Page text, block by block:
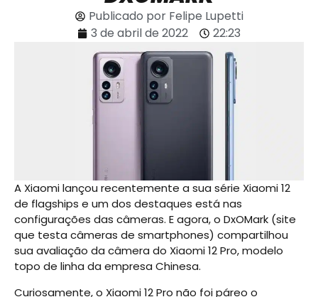
Publicado porFelipe Lupetti
3 de abril de 2022
22:23
A Xiaomi lançou recentemente a sua série Xiaomi 12
de flagships e um dos destaques está nas
configurações das câmeras. E agora, o DxOMark (site
que testa câmeras de smartphones) compartilhou
sua avaliação da câmera do Xiaomi 12 Pro, modelo
topo de linha da empresa Chinesa.
Curiosamente, o Xiaomi 12 Pro não foi páreo o